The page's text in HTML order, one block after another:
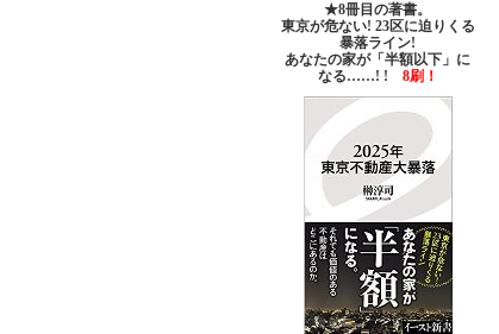
★8冊目の著書。
東京が危ない! 23区に迫りくる
暴落ライン!
あなたの家が「半額以下」に
なる……! ! 8刷！